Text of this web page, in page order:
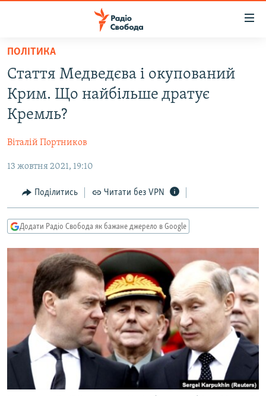
Перейти
основного
матеріалу
Перейти
до
основної
Перейти
пошуку
СТАТТІ
ЕКОНОМІКА
СУСПІЛЬСТВО
КУЛЬТУРА
УКРАЇНА
РОСІЙСЬКА «ФІЛЬТРАЦІЯ»
ДОНБАС.РЕАЛІЇ
КРИМ.РЕАЛІЇ
СХЕМИ
КИТАЙ.ВИКЛИКИ
МУЛЬТИМЕДІА
ФОТО
СПЕЦПРОЄКТИ
ПОДКАСТИ
КРИМ РЕАЛІЇ
РУС
ПОЛІТИКА
Стаття Медведєва і окупований
Крим. Що найбільше дратує
Кремль?
Віталій Портников
13 жовтня 2021, 19:10
Поділитись Читати без VPN
Додати Радіо Свобода як бажане джерело в Google